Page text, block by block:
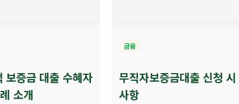
보증금 대출 수혜자
소개
금융
무직자보증금대출 신청 시
사항